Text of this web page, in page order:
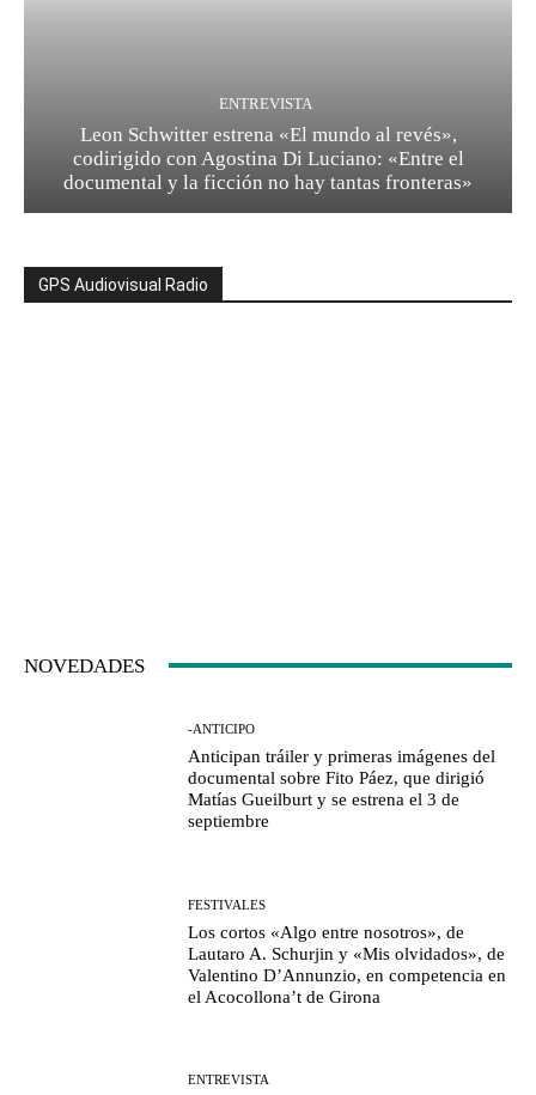
ENTREVISTA
Leon Schwitter estrena «El mundo al revés»,
codirigido con Agostina Di Luciano: «Entre el
documental y la ficción no hay tantas fronteras»
GPS Audiovisual Radio
NOVEDADES
-ANTICIPO
Anticipan tráiler y primeras imágenes del
documental sobre Fito Páez, que dirigió
Matías Gueilburt y se estrena el 3 de
septiembre
FESTIVALES
Los cortos «Algo entre nosotros», de
Lautaro A. Schurjin y «Mis olvidados», de
Valentino D’Annunzio, en competencia en
el Acocollona’t de Girona
ENTREVISTA